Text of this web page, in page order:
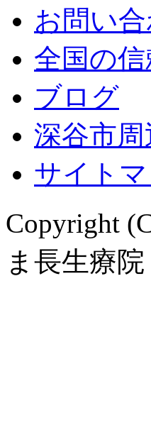
お問い
全国の
ブログ
深谷市
サイト
Copyright
ま長生療院